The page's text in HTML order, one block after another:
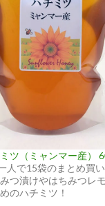
ツ（ミャンマー産）
人で15袋のまとめ買
つ漬けやはちみつレ
のハチミツ！